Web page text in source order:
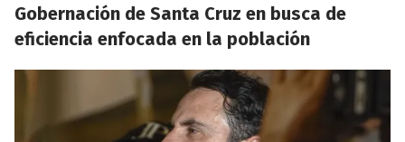
Gobernación de Santa Cruz en busca de
eficiencia enfocada en la población